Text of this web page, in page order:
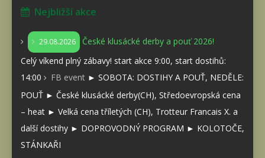
Nejbližší akce
29.08.2026
České klusácké derby a pouť 2026!
Celý víkend plný zábavy! start akce 9:00, start dostihů:
14:00
FB event ► SOBOTA: DOSTIHY A POUŤ, NEDĚLE:
POUŤ ► České klusácké derby(CH), Středoevropská cena
– heat ► Velká cena tříletých (CH), Trotteur Francais X. a
další dostihy ► DOPROVODNÝ PROGRAM ► KOLOTOČE,
STÁNKAŘI